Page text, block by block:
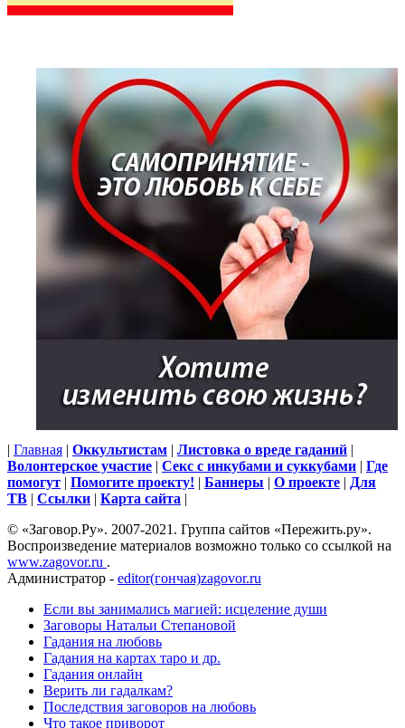
| Главная | Оккультистам | Листовка о вреде гаданий |
Волонтерское участие | Секс с инкубами и суккубами | Где
помогут | Помогите проекту! | Баннеры | О проекте | Для
ТВ | Ссылки | Карта сайта |
© «Заговор.Ру». 2007-2021. Группа сайтов «Пережить.ру».
Воспроизведение материалов возможно только со ссылкой на
www.zagovor.ru .
Администратор - editor(гончая)zagovor.ru
Если вы занимались магией: исцеление души
Заговоры Натальи Степановой
Гадания на любовь
Гадания на картах таро и др.
Гадания онлайн
Верить ли гадалкам?
Последствия заговоров на любовь
Что такое приворот